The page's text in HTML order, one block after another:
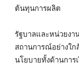
ต้นทุนการผลิต
รัฐบาลและหน่วยง
สถานการณ์อย่างใ
นโยบายทั้งด้านกา